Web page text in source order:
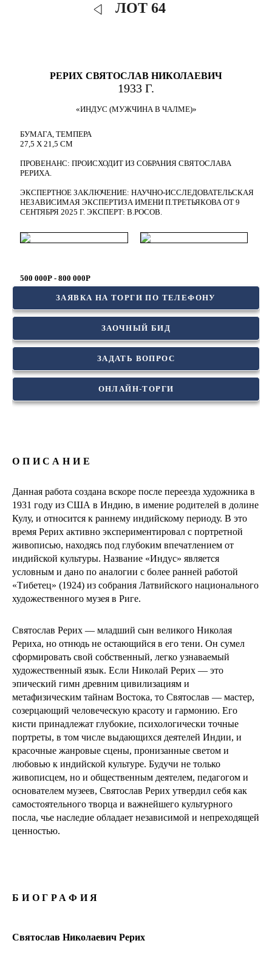
ЛОТ 64
РЕРИХ СВЯТОСЛАВ НИКОЛАЕВИЧ
1933 Г.
«ИНДУС (МУЖЧИНА В ЧАЛМЕ)»
БУМАГА, ТЕМПЕРА
27,5 Х 21,5 СМ
ПРОВЕНАНС: ПРОИСХОДИТ ИЗ СОБРАНИЯ СВЯТОСЛАВА
РЕРИХА.
ЭКСПЕРТНОЕ ЗАКЛЮЧЕНИЕ: НАУЧНО-ИССЛЕДОВАТЕЛЬСКАЯ
НЕЗАВИСИМАЯ ЭКСПЕРТИЗА ИМЕНИ П.ТРЕТЬЯКОВА ОТ 9
СЕНТЯБРЯ 2025 Г. ЭКСПЕРТ: В.РОСОВ.
500 000Р - 800 000Р
ЗАЯВКА НА ТОРГИ ПО ТЕЛЕФОНУ
ЗАОЧНЫЙ БИД
ЗАДАТЬ ВОПРОС
ОНЛАЙН-ТОРГИ
ОПИСАНИЕ
Данная работа создана вскоре после переезда художника в
1931 году из США в Индию, в имение родителей в долине
Кулу, и относится к раннему индийскому периоду. В это
время Рерих активно экспериментировал с портретной
живописью, находясь под глубоким впечатлением от
индийской культуры. Название «Индус» является
условным и дано по аналогии с более ранней работой
«Тибетец» (1924) из собрания Латвийского национального
художественного музея в Риге.
Святослав Рерих — младший сын великого Николая
Рериха, но отнюдь не остающийся в его тени. Он сумел
сформировать свой собственный, легко узнаваемый
художественный язык. Если Николай Рерих — это
эпический гимн древним цивилизациям и
метафизическим тайнам Востока, то Святослав — мастер,
созерцающий человеческую красоту и гармонию. Его
кисти принадлежат глубокие, психологически точные
портреты, в том числе выдающихся деятелей Индии, и
красочные жанровые сцены, пронизанные светом и
любовью к индийской культуре. Будучи не только
живописцем, но и общественным деятелем, педагогом и
основателем музеев, Святослав Рерих утвердил себя как
самостоятельного творца и важнейшего культурного
посла, чье наследие обладает независимой и непреходящей
ценностью.
БИОГРАФИЯ
Святослав Николаевич Рерих